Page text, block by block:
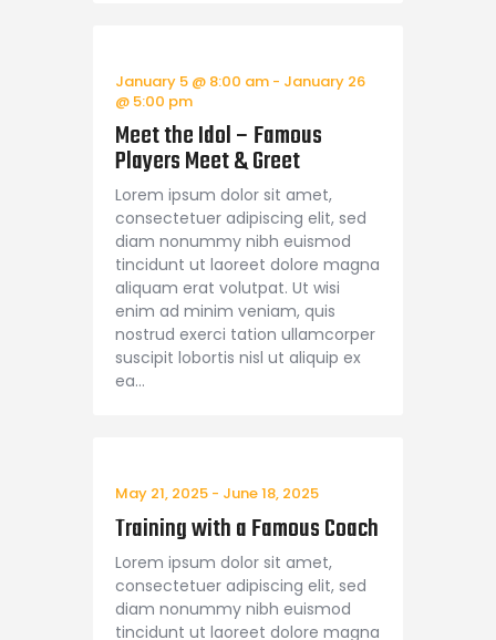
January 5 @ 8:00 am - January 26
@ 5:00 pm
Meet the Idol – Famous
Players Meet & Greet
Lorem ipsum dolor sit amet,
consectetuer adipiscing elit, sed
diam nonummy nibh euismod
tincidunt ut laoreet dolore magna
aliquam erat volutpat. Ut wisi
enim ad minim veniam, quis
nostrud exerci tation ullamcorper
suscipit lobortis nisl ut aliquip ex
ea…
May 21, 2025 - June 18, 2025
Training with a Famous Coach
Lorem ipsum dolor sit amet,
consectetuer adipiscing elit, sed
diam nonummy nibh euismod
tincidunt ut laoreet dolore magna